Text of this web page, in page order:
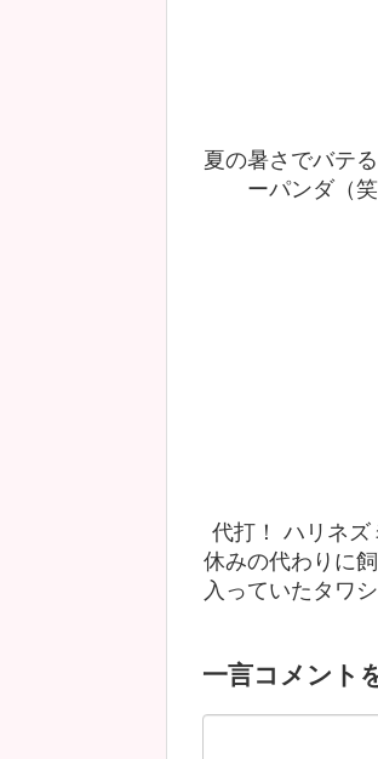
夏の暑さでバテ
ーパンダ（笑
代打！ ハリネズ
休みの代わりに
入っていたタワシ
一言コメント